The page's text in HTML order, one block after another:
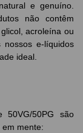
e genuíno.
não contêm
acroleína ou
nossos e-líquidos
ideal.
50VG/50PG são
mente: